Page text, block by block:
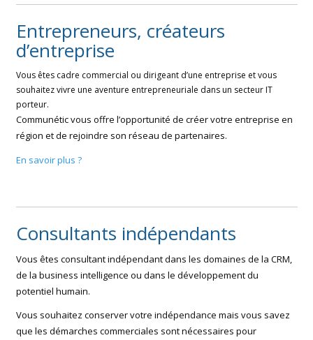
Entrepreneurs, créateurs
d’entreprise
Vous êtes cadre commercial ou dirigeant d’une entreprise et vous
souhaitez vivre une aventure entrepreneuriale dans un secteur IT
porteur.
Communétic vous offre l’opportunité de créer votre entreprise en
région et de rejoindre son réseau de partenaires.
En savoir plus ?
Consultants indépendants
Vous êtes consultant indépendant dans les domaines de la CRM,
de la business intelligence ou dans le développement du
potentiel humain.
Vous souhaitez conserver votre indépendance mais vous savez
que les démarches commerciales sont nécessaires pour